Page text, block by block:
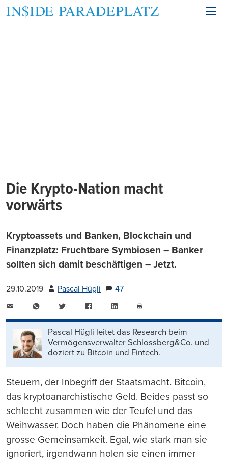
Die Krypto-Nation macht
vorwärts
Kryptoassets und Banken, Blockchain und
Finanzplatz: Fruchtbare Symbiosen – Banker
sollten sich damit beschäftigen – Jetzt.
29.10.2019 Pascal Hügli
47
WhatsAppTwitter FacebookLinkedIn
drucken
Pascal Hügli leitet das Research beim
Vermögensverwalter Schlossberg&Co. und
doziert zu Bitcoin und Fintech.
Steuern, der Inbegriff der Staatsmacht. Bitcoin,
das kryptoanarchistische Geld. Beides passt so
schlecht zusammen wie der Teufel und das
Weihwasser. Doch haben die Phänomene eine
grosse Gemeinsamkeit. Egal, wie stark man sie
ignoriert, irgendwann holen sie einen immer